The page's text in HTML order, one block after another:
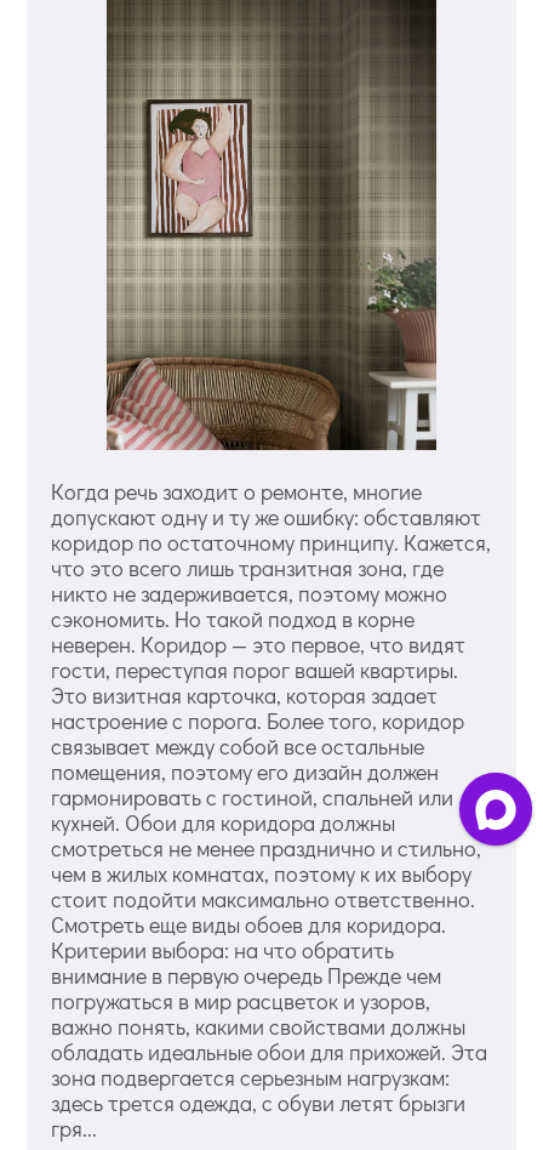
Когда речь заходит о ремонте, многие
допускают одну и ту же ошибку: обставляют
коридор по остаточному принципу. Кажется,
что это всего лишь транзитная зона, где
никто не задерживается, поэтому можно
сэкономить. Но такой подход в корне
неверен. Коридор — это первое, что видят
гости, переступая порог вашей квартиры.
Это визитная карточка, которая задает
настроение с порога. Более того, коридор
связывает между собой все остальные
помещения, поэтому его дизайн должен
гармонировать с гостиной, спальней или
кухней. Обои для коридора должны
смотреться не менее празднично и стильно,
чем в жилых комнатах, поэтому к их выбору
стоит подойти максимально ответственно.
Смотреть еще виды обоев для коридора.
Критерии выбора: на что обратить
внимание в первую очередь Прежде чем
погружаться в мир расцветок и узоров,
важно понять, какими свойствами должны
обладать идеальные обои для прихожей. Эта
зона подвергается серьезным нагрузкам:
здесь трется одежда, с обуви летят брызги
гря...